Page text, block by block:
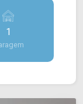
deseja
bom
a
1